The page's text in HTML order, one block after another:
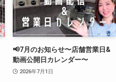
📢7月のお知らせ〜店舗営業日&
動画公開日カレンダー〜
2026年7月1日